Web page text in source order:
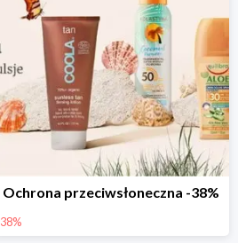
Ochrona przeciwsłoneczna -38%
38%